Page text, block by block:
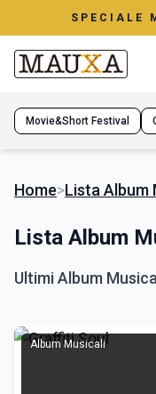
SPECIALE
Movie&Short Festival
Home>Lista Album
Lista Album
Ultimi Album
Album Musicali